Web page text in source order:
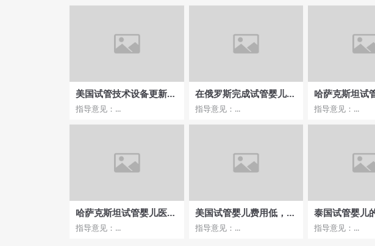
美国试管技术设备更新，
国内难以同步
指导意见：...
在俄罗斯完成试管婴儿治
疗的总费用有多少，医院
的选择标准有哪些呢
指导意见：...
哈萨克斯坦试
详解，多次停
指导意见：...
哈萨克斯坦试管婴儿医院
咨询费用明细
指导意见：...
美国试管婴儿费用低，医
院报价及成功率分析
指导意见：...
泰国试管婴儿
实力如何？费
对比？
指导意见：...